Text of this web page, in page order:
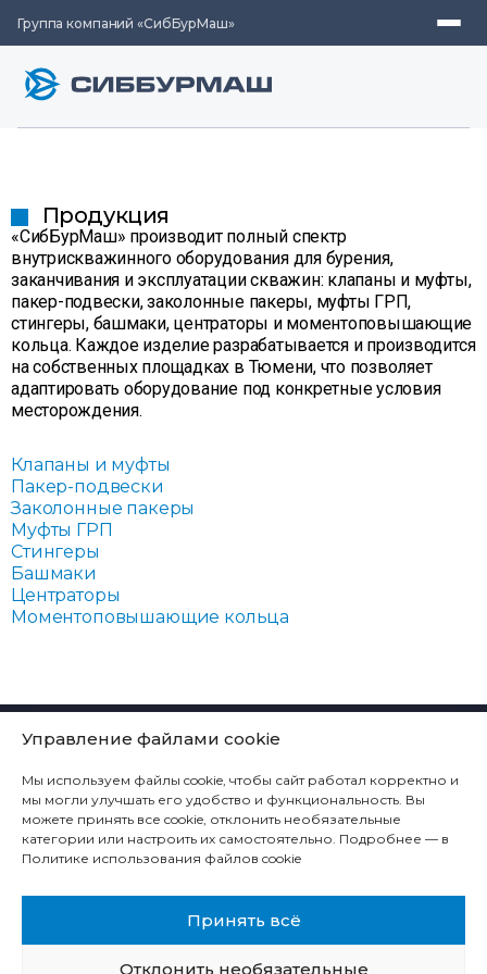
Управление файлами cookie
Мы используем файлы cookie, чтобы сайт работал корректно и
мы могли улучшать его удобство и функциональность. Вы
можете принять все cookie, отклонить необязательные
категории или настроить их самостоятельно. Подробнее — в
Политике использования файлов cookie
Принять всё
Отклонить необязательные
Группа компаний «СибБурМаш»
Продукция
«СибБурМаш» производит полный спектр
внутрискважинного оборудования для бурения,
заканчивания и эксплуатации скважин: клапаны и муфты,
пакер-подвески, заколонные пакеры, муфты ГРП,
стингеры, башмаки, центраторы и моментоповышающие
кольца. Каждое изделие разрабатывается и производится
на собственных площадках в Тюмени, что позволяет
адаптировать оборудование под конкретные условия
месторождения.
Клапаны и муфты
Пакер-подвески
Заколонные пакеры
Муфты ГРП
Стингеры
Башмаки
Центраторы
Моментоповышающие кольца
КОМПАНИЯ
ПРОДУКЦИЯ
СЕРВИС
КОНТАКТЫ